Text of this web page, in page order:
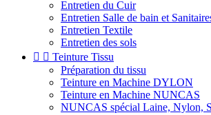
Entretien du Cuir
Entretien Salle de bain et
Entretien Textile
Entretien des sols
  Teinture Tissu
Préparation du tissu
Teinture en Machine DYLON
Teinture en Machine NUNCAS
NUNCAS spécial Laine, Nylon,